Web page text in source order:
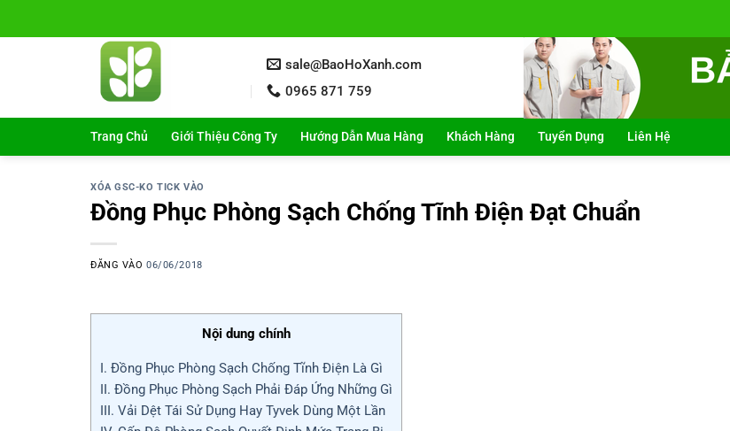
sale@BaoHoXanh.com
0965 871 759
Trang Chủ Giới Thiệu Công Ty Hướng Dẫn Mua Hàng Khách Hàng Tuyển Dụng Liên Hệ
XÓA GSC-KO TICK VÀO
Đồng Phục Phòng Sạch Chống Tĩnh Điện Đạt Chuẩn
ĐĂNG VÀO06/06/2018
Nội dung chính
I. Đồng Phục Phòng Sạch Chống Tĩnh Điện Là Gì
II. Đồng Phục Phòng Sạch Phải Đáp Ứng Những Gì
III. Vải Dệt Tái Sử Dụng Hay Tyvek Dùng Một Lần